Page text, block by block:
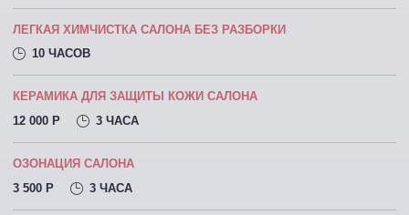
ЛЕГКАЯ ХИМЧИСТКА САЛОНА БЕЗ РАЗБОРКИ
10 ЧАСОВ
КЕРАМИКА ДЛЯ ЗАЩИТЫ КОЖИ САЛОНА
12 000 P
3 ЧАСА
ОЗОНАЦИЯ САЛОНА
3 500 P
3 ЧАСА